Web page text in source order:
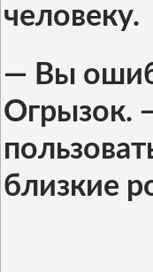
человеку.
— Вы
Огрызок.
близкие